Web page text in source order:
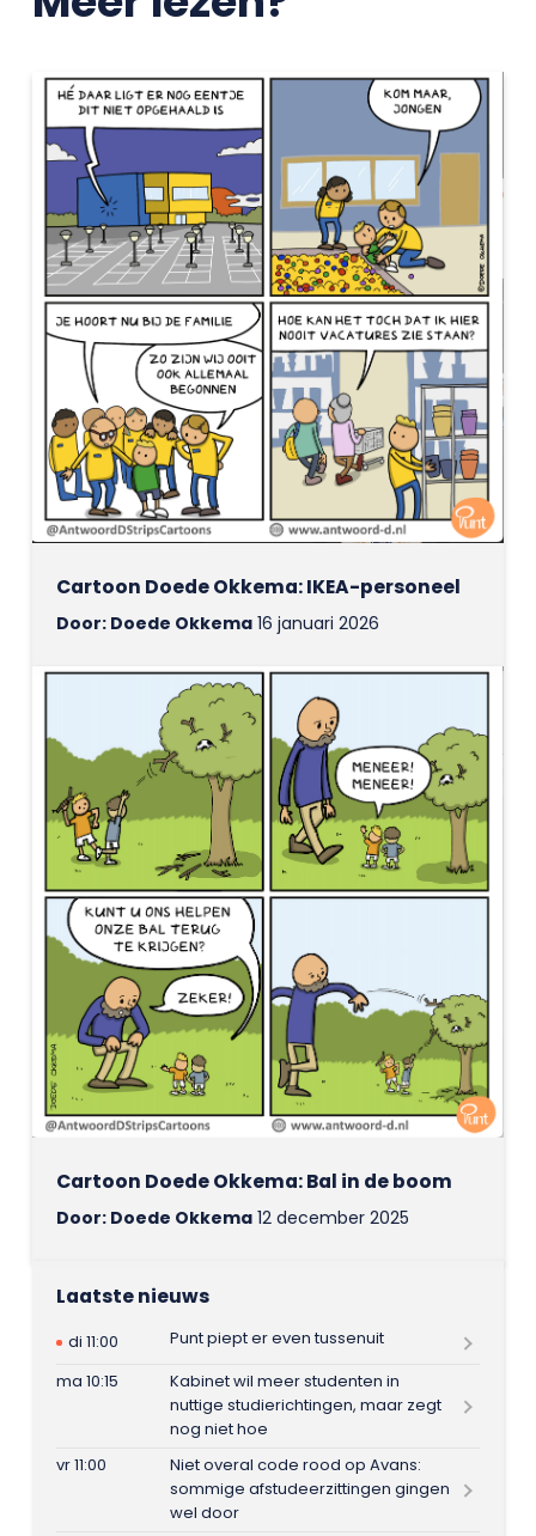
Cartoon Doede Okkema: IKEA-personeel
Door: Doede Okkema16 januari 2026
Cartoon Doede Okkema: Bal in de boom
Door: Doede Okkema12 december 2025
Laatste nieuws
di 11:00
Punt piept er even tussenuit
ma 10:15
Kabinet wil meer studenten in
nuttige studierichtingen, maar zegt
nog niet hoe
vr 11:00
Niet overal code rood op Avans:
sommige afstudeerzittingen gingen
wel door